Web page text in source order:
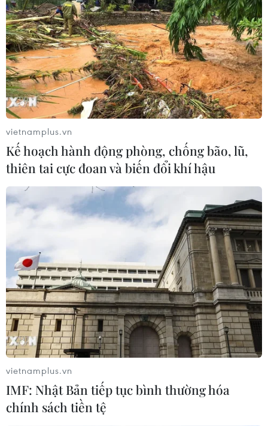
dịch.
COVID-19: Nhiều bang của Đức áp dụng
quy tắc 2-G phòng dịch
10/11/2021 00:06
Trước thực trạng tình hình dịch bệnh COVID-19 phức tạp
khi số ca mắc ngày càng tăng, nhiều bang đã phải siết
chặt các biện pháp phòng dịch.
vietnamplus.vn
Kế hoạch hành động phòng, chống bão, lũ,
thiên tai cực đoan và biến đổi khí hậu
vietnamplus.vn
IMF: Nhật Bản tiếp tục bình thường hóa
chính sách tiền tệ